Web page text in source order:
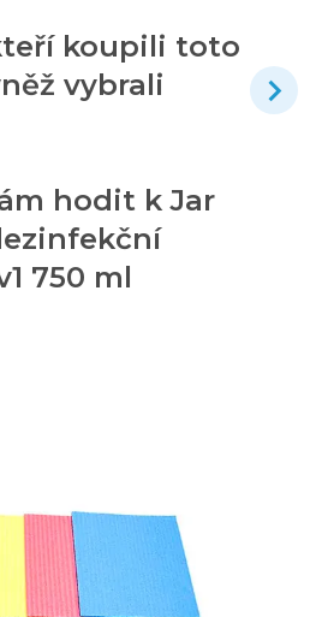
koupili toto
vybrali
hodit k Jar
750 ml